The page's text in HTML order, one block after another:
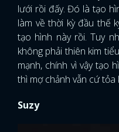
FACEBOOK
lưới rồi đấy. Đó là tạo
làm về thời kỳ đầu thế
tạo hình này rồi. Tuy
không phải thiên kim
mạnh, chính vì vậy tạo
thì mợ chảnh vẫn cứ
Suzy